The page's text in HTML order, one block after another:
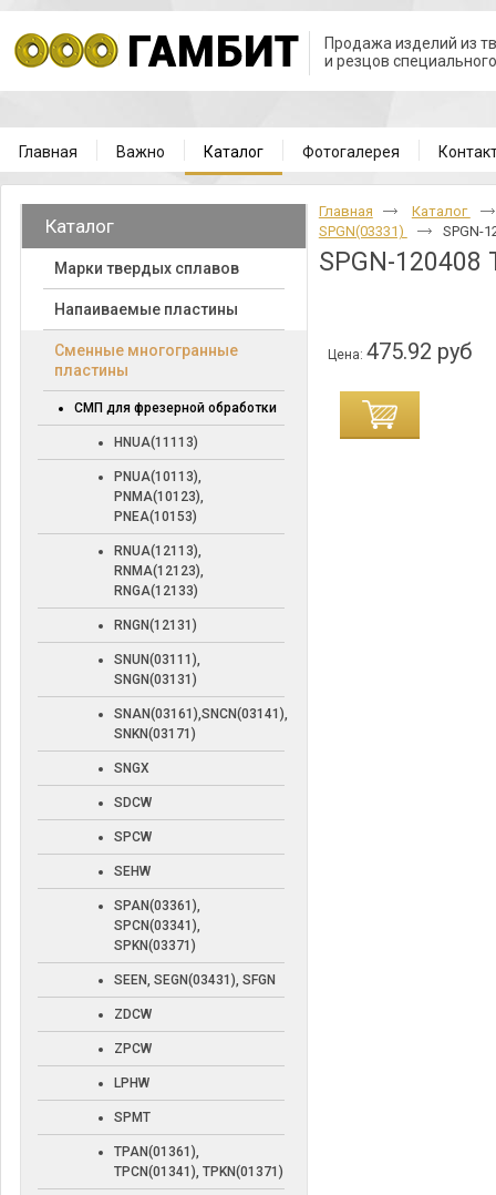
Продажа изделий из
и резцов
Главная Важно Каталог Фотогалерея
Каталог
Марки твердых сплавов
Напаиваемые пластины
Cменные многогранные
пластины
СМП для фрезерной обработки
HNUA(11113)
PNUA(10113),
PNMA(10123),
PNEA(10153)
RNUA(12113),
RNMA(12123),
RNGA(12133)
RNGN(12131)
SNUN(03111),
SNGN(03131)
SNAN(03161),SNCN(03141),
SNKN(03171)
SNGX
SDCW
SPCW
SEHW
SPAN(03361),
SPCN(03341),
SPKN(03371)
SEEN, SEGN(03431), SFGN
ZDCW
ZPCW
LPHW
SPMT
TPAN(01361),
TPCN(01341), TPKN(01371)
Главная
Каталог
SPGN(03331)
SPGN-
SPGN-120408
Цена:475.92 руб